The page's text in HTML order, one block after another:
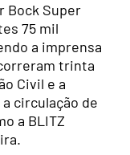
Bock Super
75 mil
a imprensa
trinta
Civil e a
circulação de
a BLITZ